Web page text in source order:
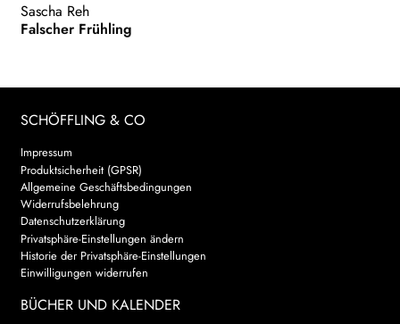
Sascha Reh
Falscher Frühling
SCHÖFFLING & CO
Impressum
Produktsicherheit (GPSR)
Allgemeine Geschäftsbedingungen
Widerrufsbelehrung
Datenschutzerklärung
Privatsphäre-Einstellungen ändern
Historie der Privatsphäre-Einstellungen
Einwilligungen widerrufen
BÜCHER UND KALENDER